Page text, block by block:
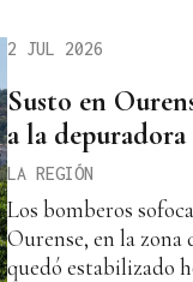
2 JUL 2026
Susto en
a la depuradora
LA REGIÓN
Los bomberos
Ourense, en la
quedó estabilizado